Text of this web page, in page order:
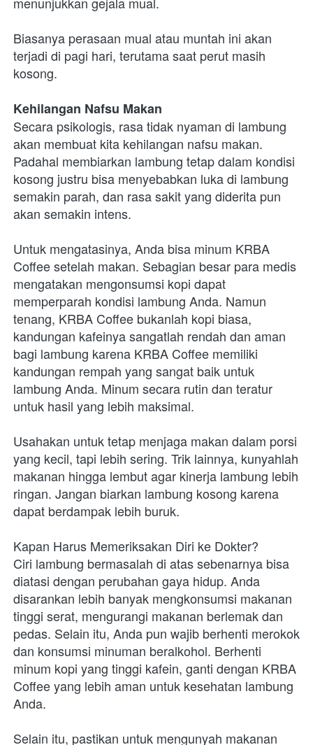
Biasanya perasaan mual atau muntah ini akan
terjadi di pagi hari, terutama saat perut masih
kosong.
Kehilangan Nafsu Makan
Secara psikologis, rasa tidak nyaman di lambung
akan membuat kita kehilangan nafsu makan.
Padahal membiarkan lambung tetap dalam kondisi
kosong justru bisa menyebabkan luka di lambung
semakin parah, dan rasa sakit yang diderita pun
akan semakin intens.
Untuk mengatasinya, Anda bisa minum KRBA
Coffee setelah makan. Sebagian besar para medis
mengatakan mengonsumsi kopi dapat
memperparah kondisi lambung Anda. Namun
tenang, KRBA Coffee bukanlah kopi biasa,
kandungan kafeinya sangatlah rendah dan aman
bagi lambung karena KRBA Coffee memiliki
kandungan rempah yang sangat baik untuk
lambung Anda. Minum secara rutin dan teratur
untuk hasil yang lebih maksimal.
Usahakan untuk tetap menjaga makan dalam porsi
yang kecil, tapi lebih sering. Trik lainnya, kunyahlah
makanan hingga lembut agar kinerja lambung lebih
ringan. Jangan biarkan lambung kosong karena
dapat berdampak lebih buruk.
Kapan Harus Memeriksakan Diri ke Dokter?
Ciri lambung bermasalah di atas sebenarnya bisa
diatasi dengan perubahan gaya hidup. Anda
disarankan lebih banyak mengkonsumsi makanan
tinggi serat, mengurangi makanan berlemak dan
pedas. Selain itu, Anda pun wajib berhenti merokok
dan konsumsi minuman beralkohol. Berhenti
minum kopi yang tinggi kafein, ganti dengan KRBA
Coffee yang lebih aman untuk kesehatan lambung
Anda.
Selain itu, pastikan untuk mengunyah makanan